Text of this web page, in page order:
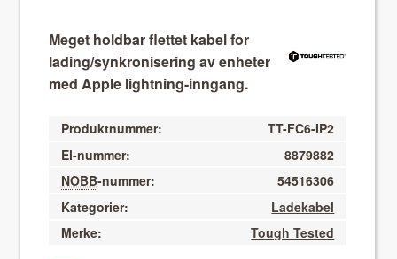
Meget holdbar flettet kabel for
lading/synkronisering av enheter
med Apple lightning-inngang.
Produktnummer:
TT-FC6-IP2
El-nummer:
8879882
NOBB-nummer:
54516306
Kategorier:
Ladekabel
Merke:
Tough Tested